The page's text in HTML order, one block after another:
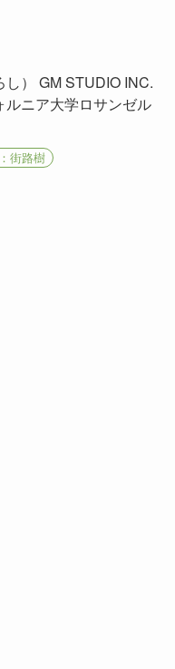
） GM STUDIO INC.
ニア大学ロサンゼル
街路樹